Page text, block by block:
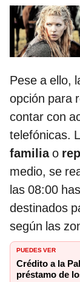
Pese a ello,
opción para
contar con
telefónicas.
familiao
medio, se
las 08:00
destinados
según las
PUEDES VER
Crédito a la
préstamo de